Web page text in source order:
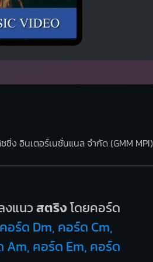
อินเตอร์เนชั่นแนล จำกัด (GMM MPI)
งแนวสตริงโดยคอร์ด
อร์ด Dm, คอร์ด Cm,
Am, คอร์ด Em, คอร์ด